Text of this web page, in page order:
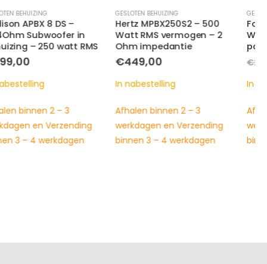
GESLOTEN BEHUIZING
Hertz MPBX250S2 – 500
Watt RMS vermogen – 2
Ohm impedantie
€449,00
In nabestelling
Afhalen binnen 2 – 3
werkdagen en Verzending
binnen 3 – 4 werkdagen
GESLOTEN BEHUIZING UNDERSEAT SUBWOOFERS
Focal iSUB TWIN – 2x 100
Watt RMS vermogen –
passief 2x 2 Ohm (2 stuks)
€299,00 Oorspronkelijke
Huidige
In nabestelling
Afhalen binnen 2 – 3
werkdagen en Verzending
binnen 3 – 4 werkdagen